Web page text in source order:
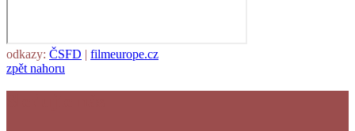
odkazy: ČSFD | filmeurope.cz
zpět nahoru